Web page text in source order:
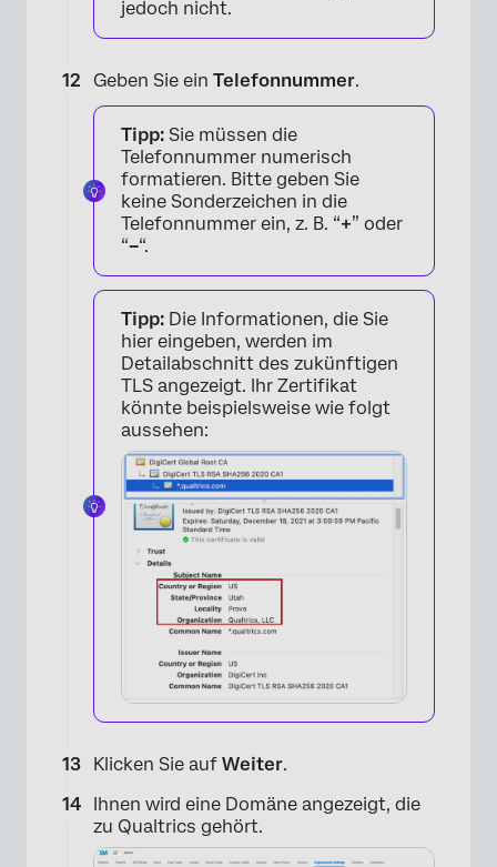
×
jedoch nicht.
Geben Sie ein Telefonnummer.
Tipp: Sie müssen die
Telefonnummer numerisch
formatieren. Bitte geben Sie
keine Sonderzeichen in die
Telefonnummer ein, z. B. “+” oder
“–“.
Tipp: Die Informationen, die Sie
hier eingeben, werden im
Detailabschnitt des zukünftigen
TLS angezeigt. Ihr Zertifikat
könnte beispielsweise wie folgt
aussehen:
Klicken Sie auf Weiter.
Ihnen wird eine Domäne angezeigt, die
zu Qualtrics gehört.